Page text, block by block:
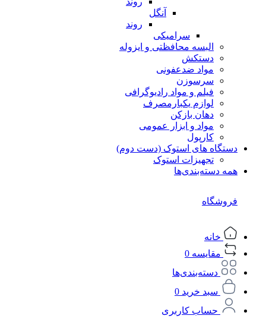
آنگل
روند
سرامیکی
البسه محافظتی و ایزوله
دستکش
مواد ضدعفونی
سرسوزن
فیلم و مواد رادیوگرافی
لوازم یکبارمصرف
دهان بازکن
مواد و ابزار عمومی
کارپول
دستگاه های استوک (دست دوم)
تجهیزات استوک
همه دسته‌بندی‌ها
فروشگاه
خانه
مقایسه 0
دسته‌بندی‌ها
سبد خرید 0
حساب کاربری